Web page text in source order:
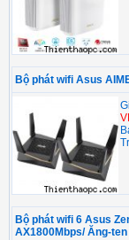
Bộ phát wifi Asus
Bộ phát wifi 6 Asus
AX1800Mbps/ Ăng-